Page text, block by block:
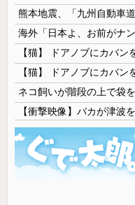
【衝撃映像】バカが津波